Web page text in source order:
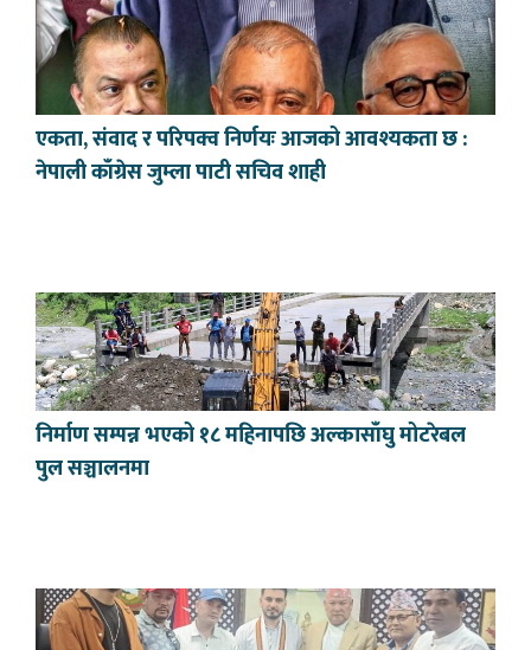
एकता, संवाद र परिपक्व निर्णयः आजको आवश्यकता छ :
नेपाली काँग्रेस जुम्ला पाटी सचिव शाही
निर्माण सम्पन्न भएको १८ महिनापछि अल्कासाँघु मोटरेबल
पुल सञ्चालनमा